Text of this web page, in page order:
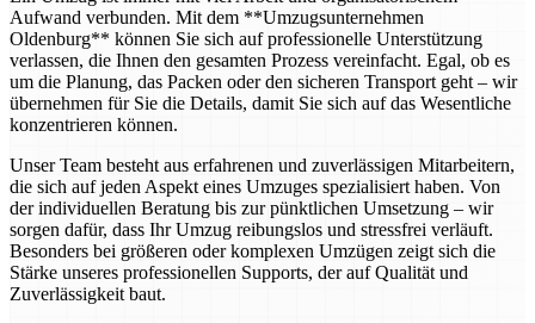
Aufwand verbunden. Mit dem **Umzugsunternehmen
Oldenburg** können Sie sich auf professionelle Unterstützung
verlassen, die Ihnen den gesamten Prozess vereinfacht. Egal, ob es
um die Planung, das Packen oder den sicheren Transport geht – wir
übernehmen für Sie die Details, damit Sie sich auf das Wesentliche
konzentrieren können.
Unser Team besteht aus erfahrenen und zuverlässigen Mitarbeitern,
die sich auf jeden Aspekt eines Umzuges spezialisiert haben. Von
der individuellen Beratung bis zur pünktlichen Umsetzung – wir
sorgen dafür, dass Ihr Umzug reibungslos und stressfrei verläuft.
Besonders bei größeren oder komplexen Umzügen zeigt sich die
Stärke unseres professionellen Supports, der auf Qualität und
Zuverlässigkeit baut.